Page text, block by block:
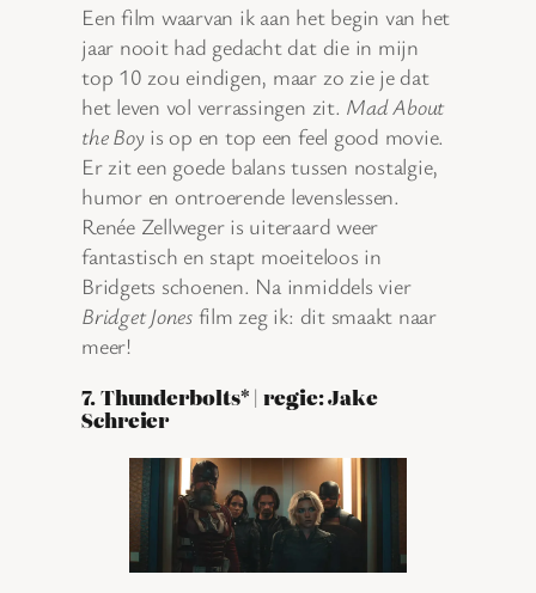
Een film waarvan ik aan het begin van het
jaar nooit had gedacht dat die in mijn
top 10 zou eindigen, maar zo zie je dat
het leven vol verrassingen zit. Mad About
the Boyis op en top een feel good movie.
Er zit een goede balans tussen nostalgie,
humor en ontroerende levenslessen.
Renée Zellweger is uiteraard weer
fantastisch en stapt moeiteloos in
Bridgets schoenen. Na inmiddels vier
Bridget Jonesfilm zeg ik: dit smaakt naar
meer!
7. Thunderbolts* | regie: Jake
Schreier